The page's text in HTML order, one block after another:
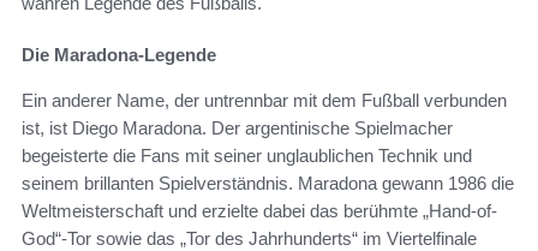
Die Maradona-Legende
Ein anderer Name, der untrennbar mit dem Fußball verbunden
ist, ist Diego Maradona. Der argentinische Spielmacher
begeisterte die Fans mit seiner unglaublichen Technik und
seinem brillanten Spielverständnis. Maradona gewann 1986 die
Weltmeisterschaft und erzielte dabei das berühmte „Hand-of-
God“-Tor sowie das „Tor des Jahrhunderts“ im Viertelfinale